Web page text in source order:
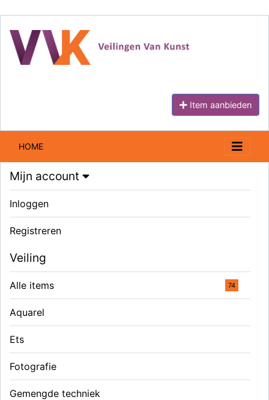
Item aanbieden
HOME
Mijn account
Inloggen
Registreren
Veiling
Alle items 74
Aquarel
Ets
Fotografie
Gemengde techniek